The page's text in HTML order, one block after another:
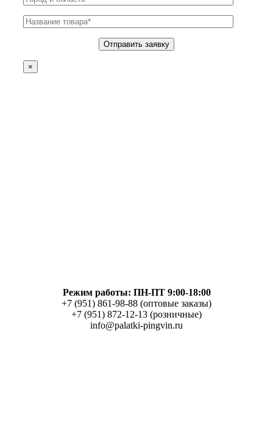
×
Режим работы: ПН-ПТ 9:00-18:00
+7 (951) 861-98-88 (оптовые заказы)
+7 (951) 872-12-13 (розничные)
info@palatki-pingvin.ru